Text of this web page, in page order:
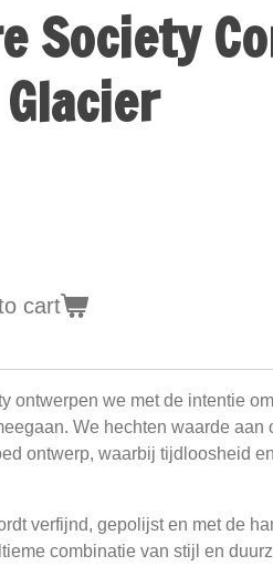
Society
cart
ontwerpen we met de intentie
We hechten waarde aan
ontwerp, waarbij tijdloosheid
verfijnd, gepolijst en met de
combinatie van stijl en